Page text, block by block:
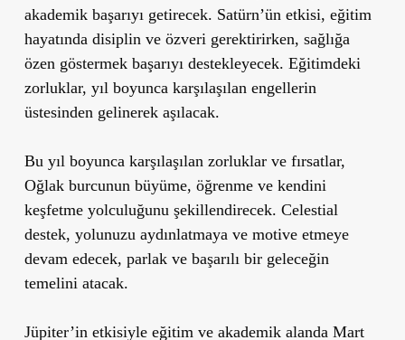
akademik başarıyı getirecek. Satürn’ün etkisi, eğitim
hayatında disiplin ve özveri gerektirirken, sağlığa
özen göstermek başarıyı destekleyecek. Eğitimdeki
zorluklar, yıl boyunca karşılaşılan engellerin
üstesinden gelinerek aşılacak.
Bu yıl boyunca karşılaşılan zorluklar ve fırsatlar,
Oğlak burcunun büyüme, öğrenme ve kendini
keşfetme yolculuğunu şekillendirecek. Celestial
destek, yolunuzu aydınlatmaya ve motive etmeye
devam edecek, parlak ve başarılı bir geleceğin
temelini atacak.
Jüpiter’in etkisiyle eğitim ve akademik alanda Mart